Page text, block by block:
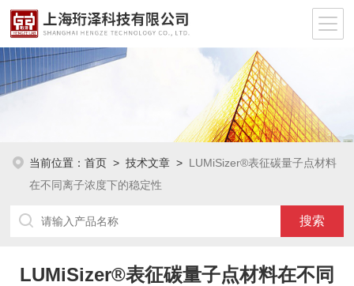
当前位置：首页 >技术文章 > LUMiSizer®表征碳量子点材料
在不同离子浓度下的稳定性
LUMiSizer®表征碳量子点材料在不同